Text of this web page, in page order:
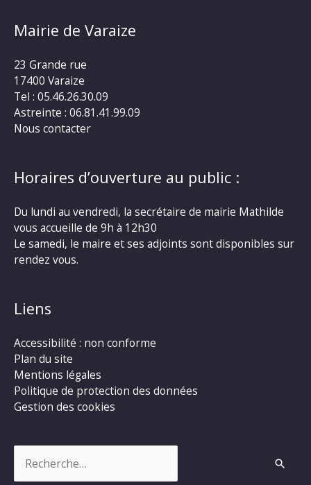
Mairie de Varaize
23 Grande rue
17400 Varaize
Tel : 05.46.26.30.09
Astreinte : 06.81.41.99.09
Nous contacter
Horaires d’ouverture au public :
Du lundi au vendredi, la secrétaire de mairie Mathilde
vous accueille de 9h à 12h30
Le samedi, le maire et ses adjoints sont disponibles sur
rendez vous.
Liens
Accessibilité : non conforme
Plan du site
Mentions légales
Politique de protection des données
Gestion des cookies